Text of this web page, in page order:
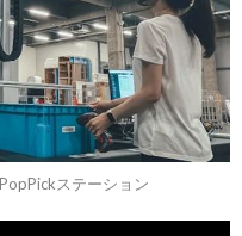
ステーション